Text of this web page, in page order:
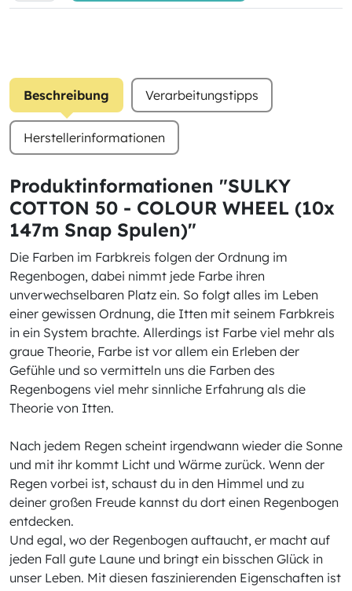
Beschreibung Verarbeitungstipps
Herstellerinformationen
Produktinformationen "SULKY
COTTON 50 - COLOUR WHEEL (10x
147m Snap Spulen)"
Die Farben im Farbkreis folgen der Ordnung im
Regenbogen, dabei nimmt jede Farbe ihren
unverwechselbaren Platz ein. So folgt alles im Leben
einer gewissen Ordnung, die Itten mit seinem Farbkreis
in ein System brachte. Allerdings ist Farbe viel mehr als
graue Theorie, Farbe ist vor allem ein Erleben der
Gefühle und so vermitteln uns die Farben des
Regenbogens viel mehr sinnliche Erfahrung als die
Theorie von Itten.
Nach jedem Regen scheint irgendwann wieder die Sonne
und mit ihr kommt Licht und Wärme zurück. Wenn der
Regen vorbei ist, schaust du in den Himmel und zu
deiner großen Freude kannst du dort einen Regenbogen
entdecken.
Und egal, wo der Regenbogen auftaucht, er macht auf
jeden Fall gute Laune und bringt ein bisschen Glück in
unser Leben. Mit diesen faszinierenden Eigenschaften ist